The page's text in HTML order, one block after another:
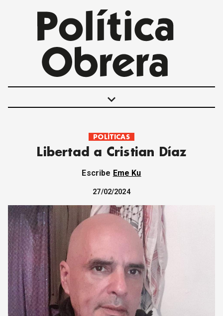
keyboard_arrow_down
POLÍTICAS
INTERNACIONALES
MUJER
ECONOMÍA
SOCIEDAD Y CULTURA
JUVENTUD
CORREO DE LECTORES
ARCHIVO
DECLARACIONES
OPINIÓN
ALTAMIRA RESPONDE
Política Obrera Revista
POLÍTICAS
Libertad a Cristian Díaz
Escribe Eme Ku
27/02/2024